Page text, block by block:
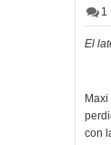
1
El
con